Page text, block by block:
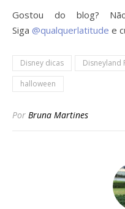
Gostou do blog?
Siga @qualquerlatitude e
Disney dicas Disneyland
halloween
Por Bruna Martines